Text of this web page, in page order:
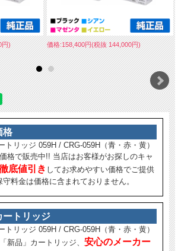
円) 価格:158,400円(税抜 144,000円)
格
トリッジ 059H / CRG-059H（青・赤・黄）
格で販売中!! 当店はお客様がお探しのキャ
底値引き してお求めやすい価格でご提供
料金は価格に含まれておりません。
トリッジ
トリッジ 059H / CRG-059H（青・赤・黄）
新品」カートリッジ、 安心のメーカー